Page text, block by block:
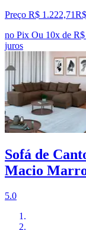
Preço R$ 1.222,71R$
no Pix Ou 10x de
juros
Sofá de
Macio
5.0